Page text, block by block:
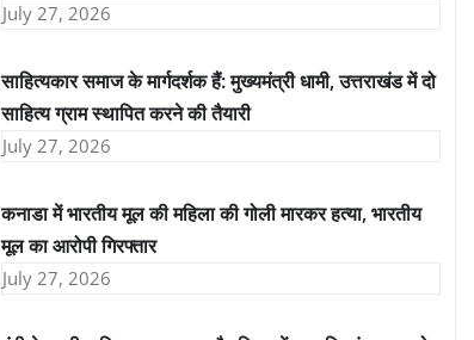
July 27, 2026
साहित्यकार समाज के मार्गदर्शक हैं: मुख्यमंत्री धामी, उत्तराखंड में दो
साहित्य ग्राम स्थापित करने की तैयारी
July 27, 2026
कनाडा में भारतीय मूल की महिला की गोली मारकर हत्या, भारतीय
मूल का आरोपी गिरफ्तार
July 27, 2026